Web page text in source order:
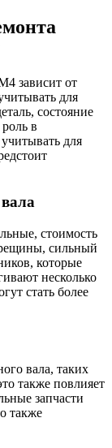
зависит от
для
состояние
в
для
стоимость
сильный
которые
несколько
стать более
вала, таких
также повлияет
запчасти
также